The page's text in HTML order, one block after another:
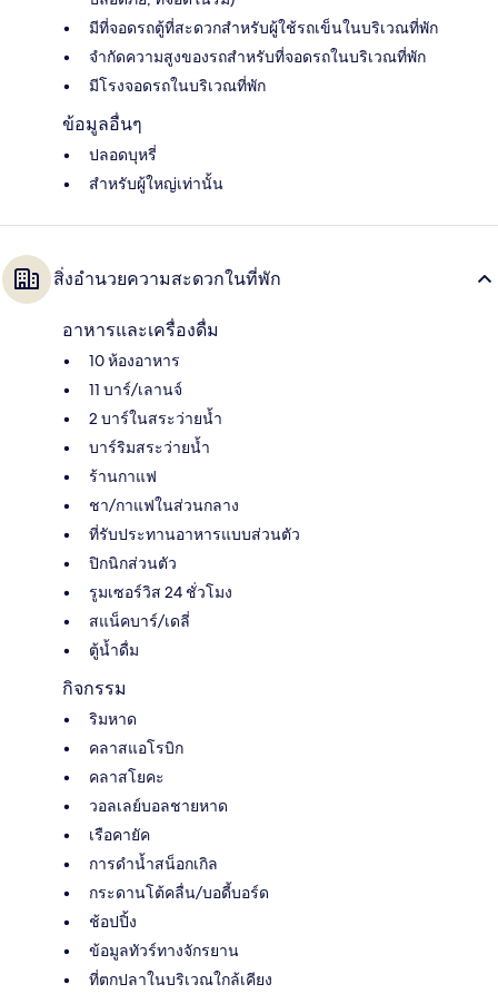
มีที่จอดรถตู้ที่สะดวกสำหรับผู้ใช้รถเข็นในบริเวณที่พัก
จำกัดความสูงของรถสำหรับที่จอดรถในบริเวณที่พัก
มีโรงจอดรถในบริเวณที่พัก
ข้อมูลอื่นๆ
ปลอดบุหรี่
สำหรับผู้ใหญ่เท่านั้น
สิ่งอำนวยความสะดวกในที่พัก
อาหารและเครื่องดื่ม
10 ห้องอาหาร
11 บาร์/เลานจ์
2 บาร์ในสระว่ายน้ำ
บาร์ริมสระว่ายน้ำ
ร้านกาแฟ
ชา/กาแฟในส่วนกลาง
ที่รับประทานอาหารแบบส่วนตัว
ปิกนิกส่วนตัว
รูมเซอร์วิส 24 ชั่วโมง
สแน็คบาร์/เดลี่
ตู้น้ำดื่ม
กิจกรรม
ริมหาด
คลาสแอโรบิก
คลาสโยคะ
วอลเลย์บอลชายหาด
เรือคายัค
การดําน้ำสน็อกเกิล
กระดานโต้คลื่น/บอดี้บอร์ด
ช้อปปิ้ง
ข้อมูลทัวร์ทางจักรยาน
ที่ตกปลาในบริเวณใกล้เคียง